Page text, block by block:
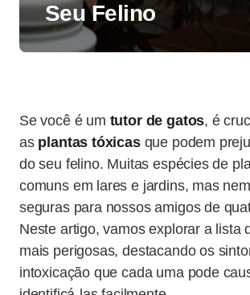
Seu Felino
Se você é um tutor de gatos, é
as plantas tóxicasque podem
do seu felino. Muitas espécies de
comuns em lares e jardins, mas
seguras para nossos amigos de
Neste artigo, vamos explorar a lista
mais perigosas, destacando os
intoxicação que cada uma pode